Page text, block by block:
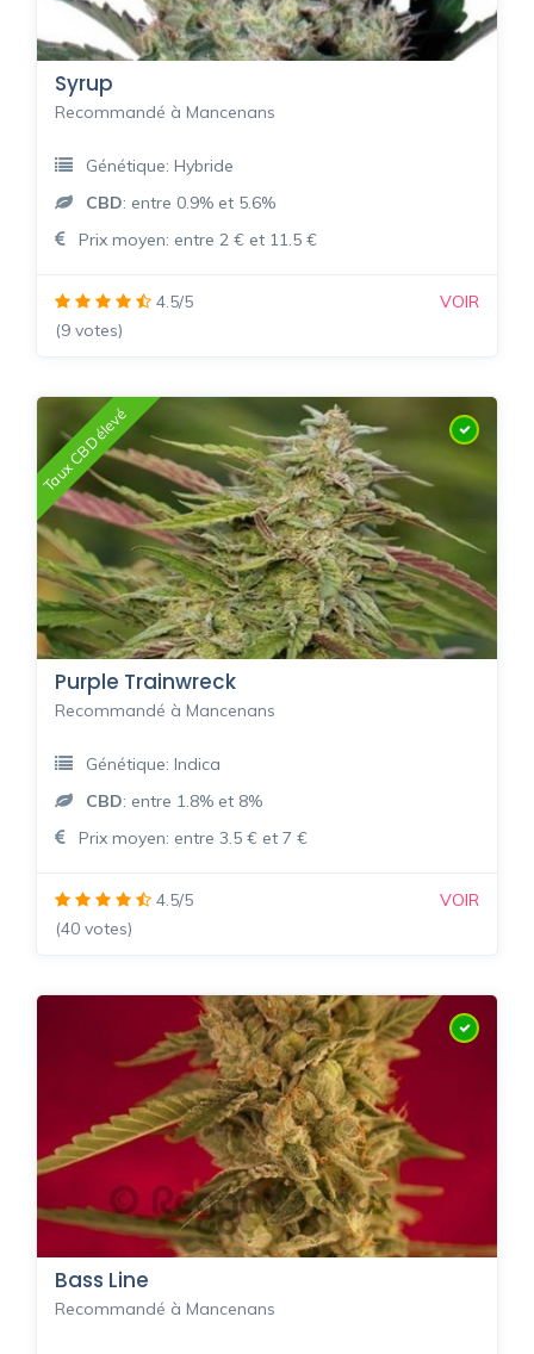
Syrup
Recommandé à Mancenans
Génétique: Hybride
CBD: entre 0.9% et 5.6%
Prix moyen: entre 2 € et 11.5 €
4.5/5
(9 votes)
VOIR
Taux CBD élevé
Purple Trainwreck
Recommandé à Mancenans
Génétique: Indica
CBD: entre 1.8% et 8%
Prix moyen: entre 3.5 € et 7 €
4.5/5
(40 votes)
VOIR
Bass Line
Recommandé à Mancenans